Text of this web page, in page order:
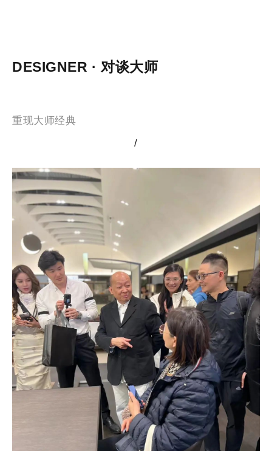
DESIGNER · 对谈大师
重现大师经典
/